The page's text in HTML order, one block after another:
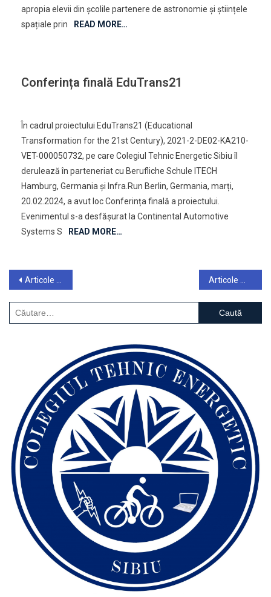
apropia elevii din școlile partenere de astronomie și științele
spațiale prin
READ MORE…
Conferința finală EduTrans21
Finală
EduTrans21
În cadrul proiectului EduTrans21 (Educational
Transformation for the 21st Century), 2021-2-DE02-KA210-
VET-000050732, pe care Colegiul Tehnic Energetic Sibiu îl
derulează în parteneriat cu Berufliche Schule ITECH
Hamburg, Germania și Infra.Run Berlin, Germania, marți,
20.02.2024, a avut loc Conferința finală a proiectului.
Evenimentul s-a desfășurat la Continental Automotive
Systems S
READ MORE…
Navigare
în
articole
Articole mai vechi
Caută
după: